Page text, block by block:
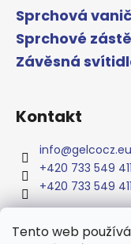
Tento web
Sprchová
Sprchové
Závěsná
Kontakt
info@gelcocz.eu
+420 733 549 411
+420 733 549 411